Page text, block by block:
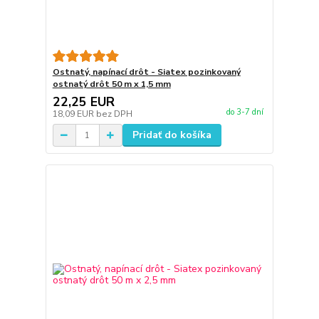
Ostnatý, napínací drôt - Siatex pozinkovaný
ostnatý drôt 50 m x 1,5 mm
22,25 EUR
18,09 EUR bez DPH do 3-7 dní
Pridať do košíka